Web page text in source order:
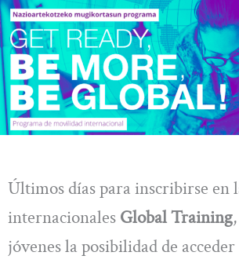
Últimos días para inscribirse en
internacionales Global Training
jóvenes la posibilidad de acceder